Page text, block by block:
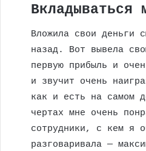
Вкладываться
Вложила свои деньги
назад. Вот вывела
первую прибыль и
и звучит очень
как и есть на самом
чертах мне очень
сотрудники, с кем я
разговаривала —